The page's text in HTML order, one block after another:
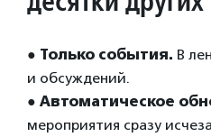
● Только события. В
и обсуждений.
● Автоматическое
мероприятия сразу